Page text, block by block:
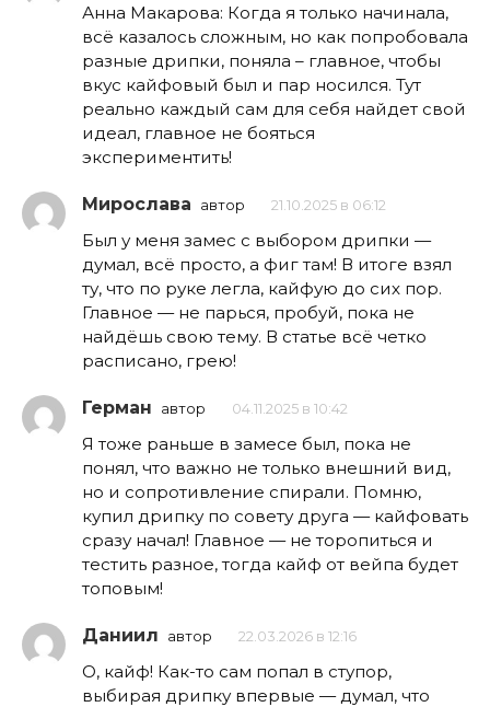
Анна Макарова: Когда я только начинала,
всё казалось сложным, но как попробовала
разные дрипки, поняла – главное, чтобы
вкус кайфовый был и пар носился. Тут
реально каждый сам для себя найдет свой
идеал, главное не бояться
экспериментить!
Мирослава автор 21.10.2025 в 06:12
Был у меня замес с выбором дрипки —
думал, всё просто, а фиг там! В итоге взял
ту, что по рукe легла, кайфую до сих пор.
Главное — не парься, пробуй, пока не
найдёшь свою тему. В статье всё четко
расписано, грею!
Герман автор 04.11.2025 в 10:42
Я тоже раньше в замесе был, пока не
понял, что важно не только внешний вид,
но и сопротивление спирали. Помню,
купил дрипку по совету друга — кайфовать
сразу начал! Главное — не торопиться и
тестить разное, тогда кайф от вейпа будет
топовым!
Даниил автор 22.03.2026 в 12:16
О, кайф! Как-то сам попал в ступор,
выбирая дрипку впервые — думал, что